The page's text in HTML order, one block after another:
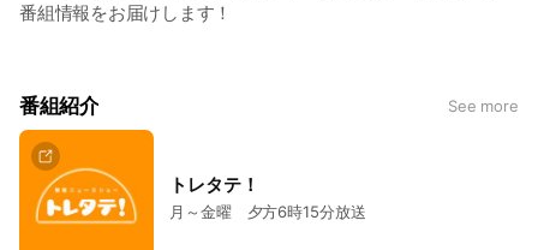
番組情報をお届けします！
番組紹介 See more
トレタテ！
月～金曜 夕方6時15分放送